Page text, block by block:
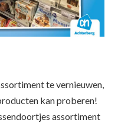
te vernieuwen,
kan proberen!
assortiment